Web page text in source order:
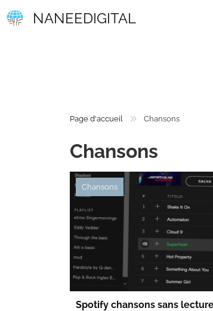
NANEEDIGITAL
Page d'accueil Chansons
Chansons
Chansons
Spotify chansons sans